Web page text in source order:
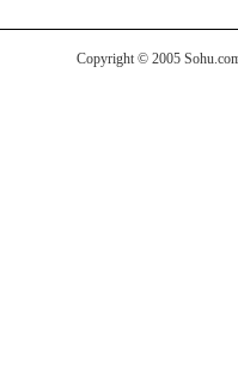
Copyright © 2005